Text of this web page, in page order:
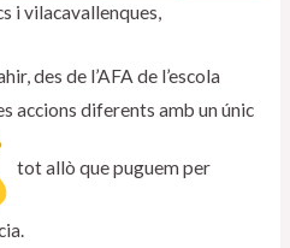
i vilacavallenques,
des de l’AFA de l’escola
accions diferents amb un únic
tot allò que puguem per